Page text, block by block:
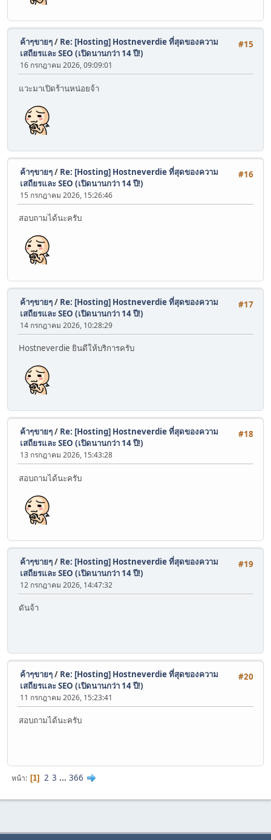
#15
ค้าๆขายๆ/ Re: [Hosting] Hostneverdie ที่สุดของความ
เสถียรและ SEO (เปิดนานกว่า 14 ปี!)
16 กรกฎาคม 2026, 09:09:01
แวะมาเปิดร้านหน่อยจ้า
#16
ค้าๆขายๆ/ Re: [Hosting] Hostneverdie ที่สุดของความ
เสถียรและ SEO (เปิดนานกว่า 14 ปี!)
15 กรกฎาคม 2026, 15:26:46
สอบถามได้นะครับ
#17
ค้าๆขายๆ/ Re: [Hosting] Hostneverdie ที่สุดของความ
เสถียรและ SEO (เปิดนานกว่า 14 ปี!)
14 กรกฎาคม 2026, 10:28:29
Hostneverdie ยินดีให้บริการครับ
#18
ค้าๆขายๆ/ Re: [Hosting] Hostneverdie ที่สุดของความ
เสถียรและ SEO (เปิดนานกว่า 14 ปี!)
13 กรกฎาคม 2026, 15:43:28
สอบถามได้นะครับ
#19
ค้าๆขายๆ/ Re: [Hosting] Hostneverdie ที่สุดของความ
เสถียรและ SEO (เปิดนานกว่า 14 ปี!)
12 กรกฎาคม 2026, 14:47:32
ดันจ้า
#20
ค้าๆขายๆ/ Re: [Hosting] Hostneverdie ที่สุดของความ
เสถียรและ SEO (เปิดนานกว่า 14 ปี!)
11 กรกฎาคม 2026, 15:23:41
สอบถามได้นะครับ
หน้า 1 2 3 ... 366